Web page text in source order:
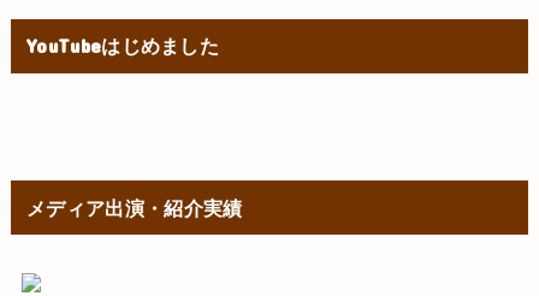
YouTubeはじめました
メディア出演・紹介実績